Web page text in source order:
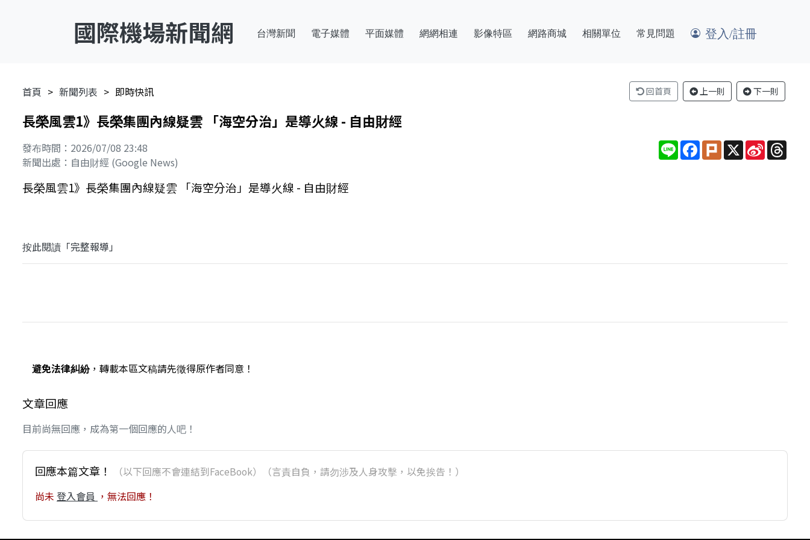
國際機場新聞網 台灣新聞 電子媒體 平面媒體 網網相連 影像特區 網路商城 相關單位 常見問題 登入/註冊
首頁 新聞列表 即時快訊 回首頁 上一則 下一則
長榮風雲1》長榮集團內線疑雲 「海空分治」是導火線 - 自由財經
發布時間：2026/07/08 23:48
新聞出處：自由財經 (Google News)
Line Facebook
PlurkX Sina
Weibo
長榮風雲1》長榮集團內線疑雲 「海空分治」是導火線 - 自由財經
按此閱讀「完整報導」
避免法律糾紛，轉載本區文稿請先徵得原作者同意！
文章回應
目前尚無回應，成為第一個回應的人吧！
回應本篇文章！ （以下回應不會連結到FaceBook）（言責自負，請勿涉及人身攻擊，以免挨告！）
尚未 登入會員 ，無法回應！